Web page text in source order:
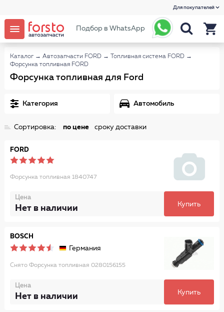
Для покупателей
Подбор в WhatsApp
Каталог → Автозапчасти FORD → Топливная система FORD →
Форсунка топливная FORD
Форсунка топливная для Ford
Категория Автомобиль
Сортировка: по цене сроку доставки
FORD
Форсунка топливная 1840747
Цена
Нет в наличии Купить
BOSCH
Германия
Снято Форсунка топливная 0280156155
Цена
Нет в наличии Купить